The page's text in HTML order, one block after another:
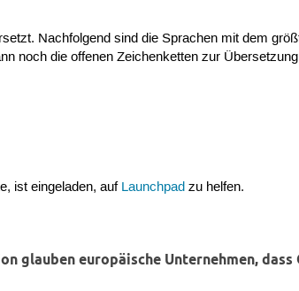
Nachfolgend sind die Sprachen mit dem
noch die offenen Zeichenketten zur
ist eingeladen, auf Launchpad zu helfen.
glauben europäische Unternehmen,